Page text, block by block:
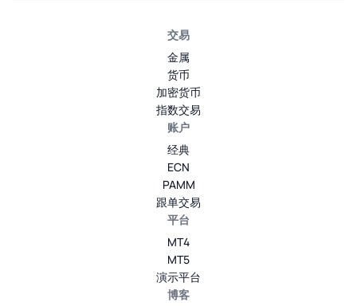
交易
金属
货币
加密货币
指数交易
账户
经典
ECN
PAMM
跟单交易
平台
MT4
MT5
演示平台
博客